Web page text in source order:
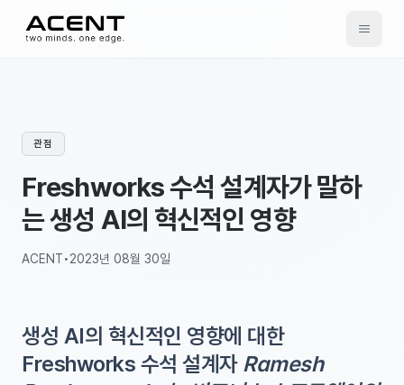
ACENT
관점
Freshworks 수석 설계자가 말하
는 생성 AI의 혁신적인 영향
ACENT•2023년 08월 30일
생성 AI의 혁신적인 영향에 대한
Freshworks 수석 설계자 Ramesh